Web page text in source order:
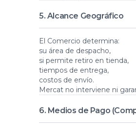
5. Alcance Geográfico
El Comercio determina:
su área de despacho,
si permite retiro en tienda,
tiempos de entrega,
costos de envío.
Mercat no interviene ni
6. Medios de Pago